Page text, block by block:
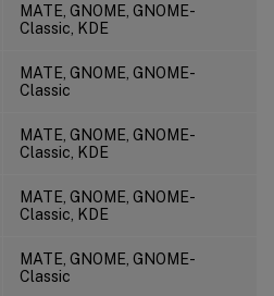
MATE, GNOME, GNOME-
Classic, KDE
MATE, GNOME, GNOME-
Classic
MATE, GNOME, GNOME-
Classic, KDE
MATE, GNOME, GNOME-
Classic, KDE
MATE, GNOME, GNOME-
Classic